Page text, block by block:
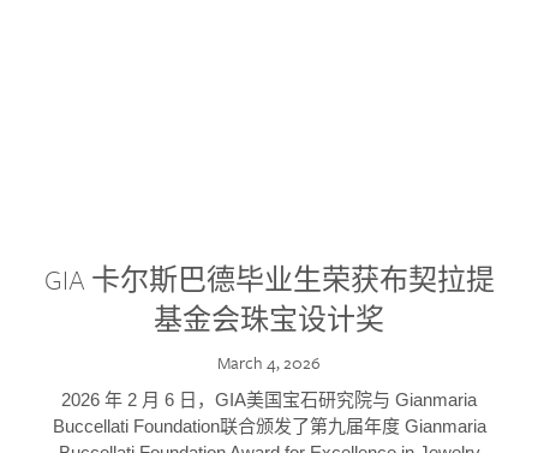
GIA 卡尔斯巴德毕业生荣获布契拉提
基金会珠宝设计奖
March 4, 2026
2026 年 2 月 6 日，GIA美国宝石研究院与 Gianmaria
Buccellati Foundation联合颁发了第九届年度 Gianmaria